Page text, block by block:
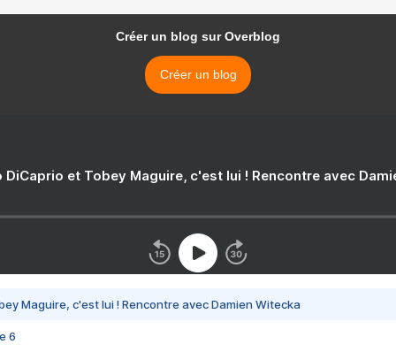
Créer un blog sur Overblog
Créer un blog
DiCaprio et Tobey Maguire, c'est lui ! Rencontre avec
Maguire, c'est lui ! Rencontre avec Damien Witecka
6